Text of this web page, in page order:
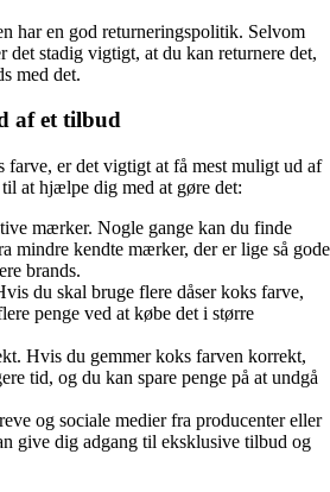
har en god returneringspolitik. Selvom
det stadig vigtigt, at du kan returnere det,
med det.
af et tilbud
er det vigtigt at få mest muligt ud af
at hjælpe dig med at gøre det:
mærker. Nogle gange kan du finde
mindre kendte mærker, der er lige så gode
brands.
du skal bruge flere dåser koks farve,
penge ved at købe det i større
Hvis du gemmer koks farven korrekt,
tid, og du kan spare penge på at undgå
og sociale medier fra producenter eller
give dig adgang til eksklusive tilbud og